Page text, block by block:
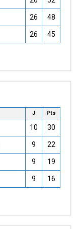
26 48
26 45
J Pts
10 30
9 22
9 19
9 16